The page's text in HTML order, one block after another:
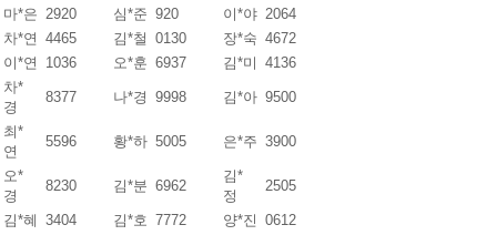
마*은 2920 심*준 920 이*야 2064
차*연 4465 김*철 0130 장*숙 4672
이*연
1036 오*훈 6937 김*미 4136
차*
경
8377 나*경 9998 김*아 9500
최*
연
5596 황*하 5005 은*주 3900
오*
경
8230 김*분 6962
김*
정
2505
김*혜 3404 김*호 7772 양*진 0612